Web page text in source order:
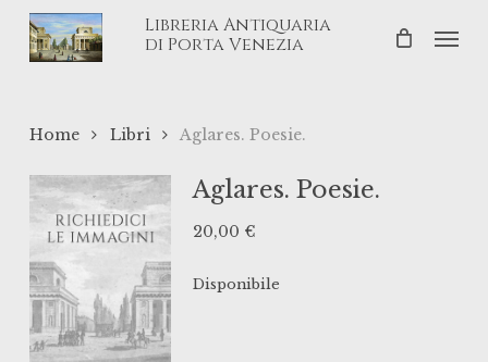
Skip
Libreria Antiquaria
di Porta Venezia
Home Libri Aglares. Poesie.
Aglares. Poesie.
20,00 €
Disponibile